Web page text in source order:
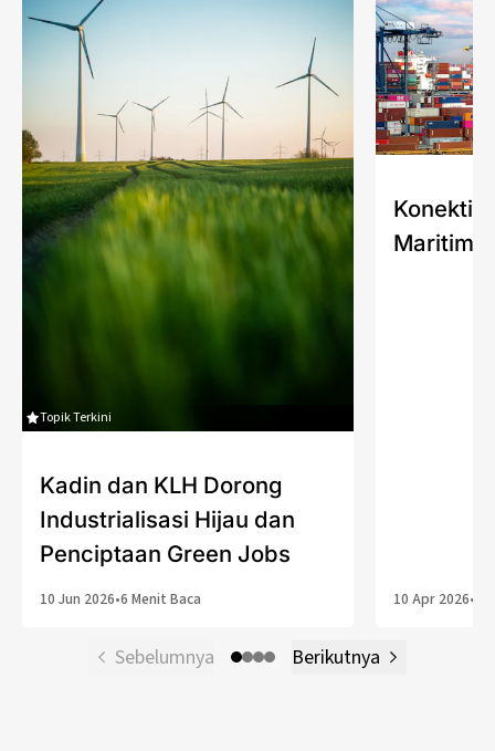
Topik Terkini
Kadin dan KLH Dorong
Industrialisasi Hijau dan
Penciptaan Green Jobs
10 Jun 2026•6 Menit Baca
Maritim
10 Apr 2026•
Sebelumnya Berikutnya